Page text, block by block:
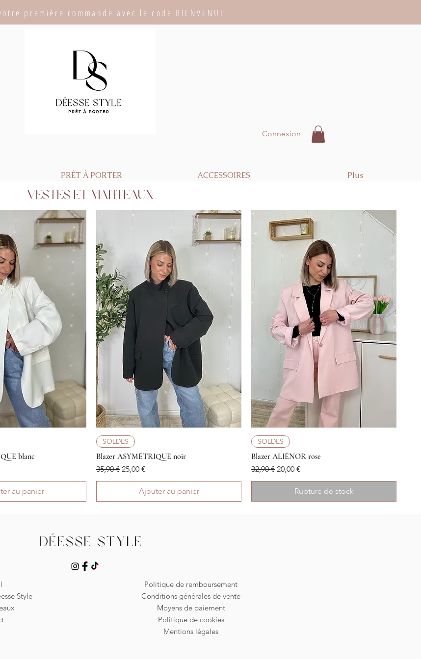
première commande avec le code BIENVENUE
Connexion
PRÊT À PORTER ACCESSOIRES Plus
Vestes et manteaux
blanc
au panier
SOLDES
Blazer ASYMÉTRIQUE noir
Prix original
35,90 € Prix promotionnel
25,00 €
Ajouter au panier
SOLDES
Blazer ALIÉNOR rose
Prix original
32,90 € Prix promotionnel
20,00 €
Rupture de stock
Déesse Style
Style
Politique de remboursement
Conditions générales de vente
Moyens de paiement
Politique de cookies
Mentions légales